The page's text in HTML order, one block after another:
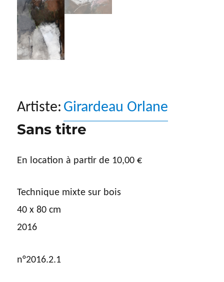
Artiste: Girardeau Orlane
Sans titre
En location à partir de 10,00€
Technique mixte sur bois
40 x 80 cm
2016
n°2016.2.1